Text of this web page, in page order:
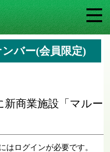
バー(会員限定)
新商業施設「マルー
はログインが必要です。